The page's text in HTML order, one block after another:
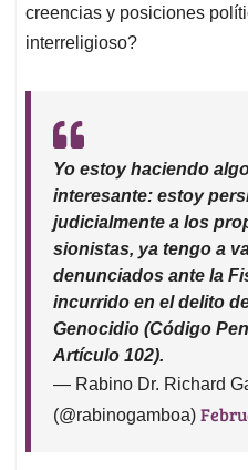
creencias y posiciones
interreligioso?
Yo estoy haciendo
interesante: estoy
judicialmente a los
sionistas, ya tengo a
denunciados ante la
incurrido en el delito
Genocidio (Código
Artículo 102).
— Rabino Dr. Richard
(@rabinogamboa)